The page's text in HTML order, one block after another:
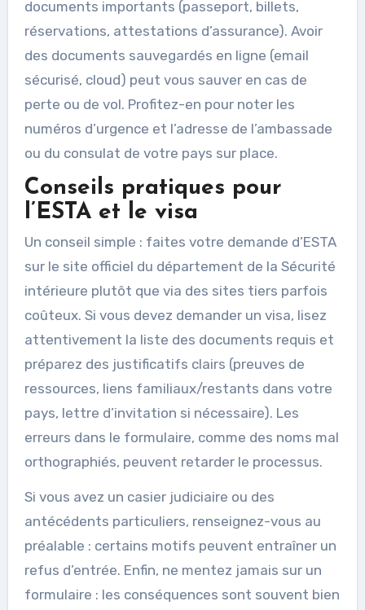
documents importants (passeport, billets,
réservations, attestations d’assurance). Avoir
des documents sauvegardés en ligne (email
sécurisé, cloud) peut vous sauver en cas de
perte ou de vol. Profitez-en pour noter les
numéros d’urgence et l’adresse de l’ambassade
ou du consulat de votre pays sur place.
Conseils pratiques pour
l’ESTA et le visa
Un conseil simple : faites votre demande d’ESTA
sur le site officiel du département de la Sécurité
intérieure plutôt que via des sites tiers parfois
coûteux. Si vous devez demander un visa, lisez
attentivement la liste des documents requis et
préparez des justificatifs clairs (preuves de
ressources, liens familiaux/restants dans votre
pays, lettre d’invitation si nécessaire). Les
erreurs dans le formulaire, comme des noms mal
orthographiés, peuvent retarder le processus.
Si vous avez un casier judiciaire ou des
antécédents particuliers, renseignez-vous au
préalable : certains motifs peuvent entraîner un
refus d’entrée. Enfin, ne mentez jamais sur un
formulaire : les conséquences sont souvent bien